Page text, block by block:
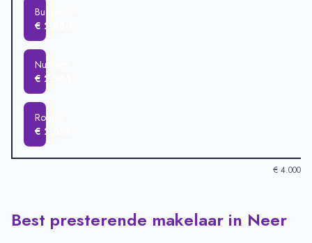
Buggenum
€ 2.880
Nunhem
€ 2.565
Roggel
€ 2.552
€ 4.000
Verkoopprijzen in andere plaatsen per m2-Afgelopen 3
Plaats
Best presterende makelaar in Neer